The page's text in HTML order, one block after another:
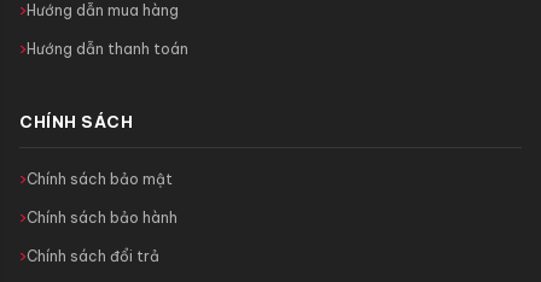
Hướng dẫn mua hàng
Hướng dẫn thanh toán
CHÍNH SÁCH
Chính sách bảo mật
Chính sách bảo hành
Chính sách đổi trả